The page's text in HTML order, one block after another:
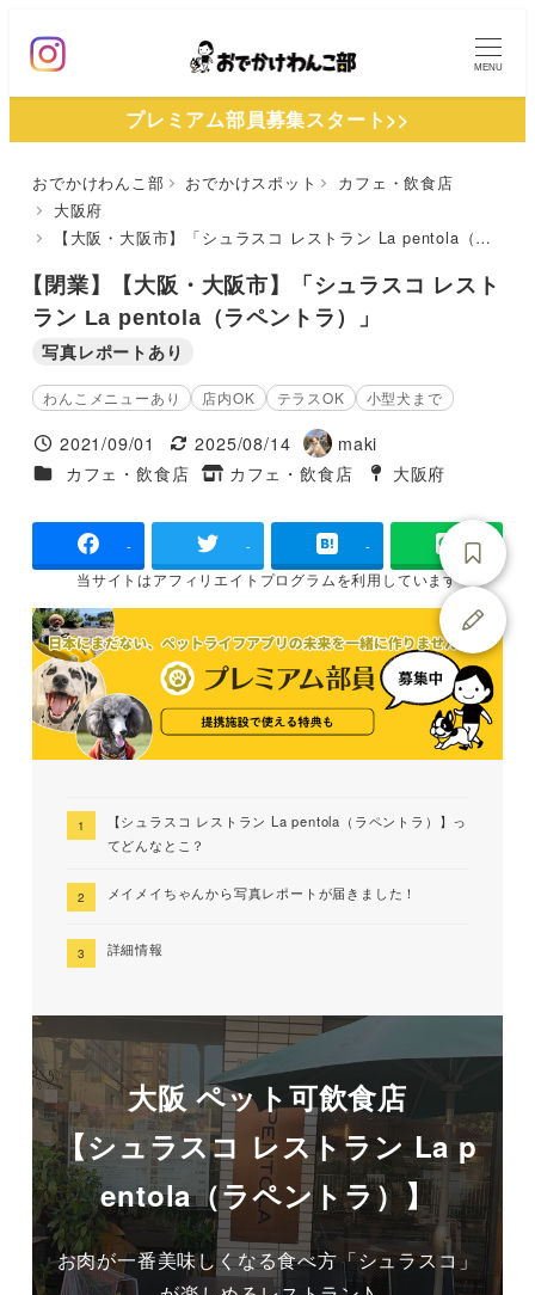
ン
MENU
プレミアム部員募集スタート>>
おでかけわんこ部 おでかけスポット
カフェ・飲食店
大阪府
【大阪・大阪市】「シュラスコ レストラン La pentola（ラペントラ）」
【閉業】【大阪・大阪市】「シュラスコ レスト
ラン La pentola（ラペントラ）」
写真レポートあり
わんこメニューあり 店内OK テラスOK 小型犬まで
投稿日
2021/09/01
更新日
2025/08/14
著
者
maki
施設ジャンル
カフェ・飲食店
タグ
カフェ・飲食店
タグ
大阪府
- - -
当サイトはアフィリエイトプログラムを利用しています
【シュラスコ レストラン La pentola（ラペントラ）】っ
てどんなとこ？
メイメイちゃんから写真レポートが届きました！
詳細情報
大阪 ペット可飲食店
【シュラスコ レストラン La p
entola（ラペントラ）】
お肉が一番美味しくなる食べ方「シュラスコ」